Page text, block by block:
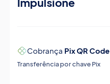
Impulsione
Cobrança Pix QR Code
Transferência por chave Pix